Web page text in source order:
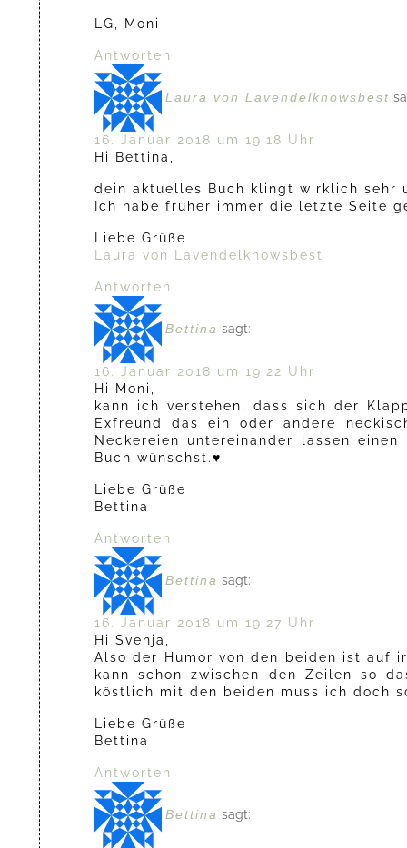
LG, Moni
Antworten
Laura von Lavendelknowsbest
16. Januar 2018 um 19:18 Uhr
Hi Bettina,
dein aktuelles Buch klingt wirklich sehr
Ich habe früher immer die letzte Seite
Liebe Grüße
Laura von Lavendelknowsbest
Antworten
Bettina sagt:
16. Januar 2018 um 19:22 Uhr
Hi Moni,
kann ich verstehen, dass sich der
Exfreund das ein oder andere
Neckereien untereinander lassen
Buch wünschst.♥
Liebe Grüße
Bettina
Antworten
Bettina sagt:
16. Januar 2018 um 19:27 Uhr
Hi Svenja,
Also der Humor von den beiden ist auf
kann schon zwischen den Zeilen so
köstlich mit den beiden muss ich doch
Liebe Grüße
Bettina
Antworten
Bettina sagt: